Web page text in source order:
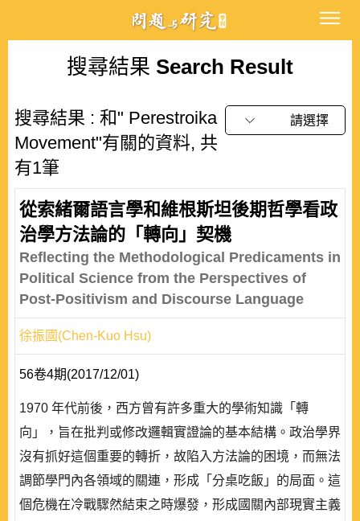
搜尋結果 Search Result
搜尋結果 : 和" Perestroika
Movement"有關的資料, 共
有1筆
請選擇
從索緒爾語言學和維根斯坦後期哲學看政
治學方法論的「轉向」契機
Reflecting the Methodological Predicaments in
Political Science from the Perspectives of
Post-Positivism and Discourse Language
徐振國(Chen-Kuo Hsu)
56卷4期(2017/12/01)
1970 年代前後，西方曾有許多重大的學術知識「轉
向」，旨在批判或修改邏輯實證論的基本結構。政治學界
沒有抓好這個重要的轉折，故陷入方法論的困境，而無法
調節學門內各領域的關連，形成「分桌吃飯」的局面。這
個危機在冷戰驟然結束之時爆發，形成國關內部現實主義